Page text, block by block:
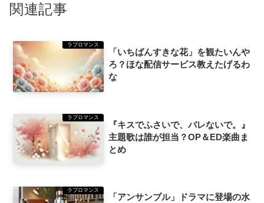
関連記事
ラブロマンス
「いちばんすきな花」を観たいんや
ろ？ほな配信サービス教えたげるわ
な
ラブロマンス
『キスでふさいで、バレないで。』
主題歌は誰が担当？OP＆ED楽曲ま
とめ
ラブロマンス
「アンサンブル」ドラマに登場の水